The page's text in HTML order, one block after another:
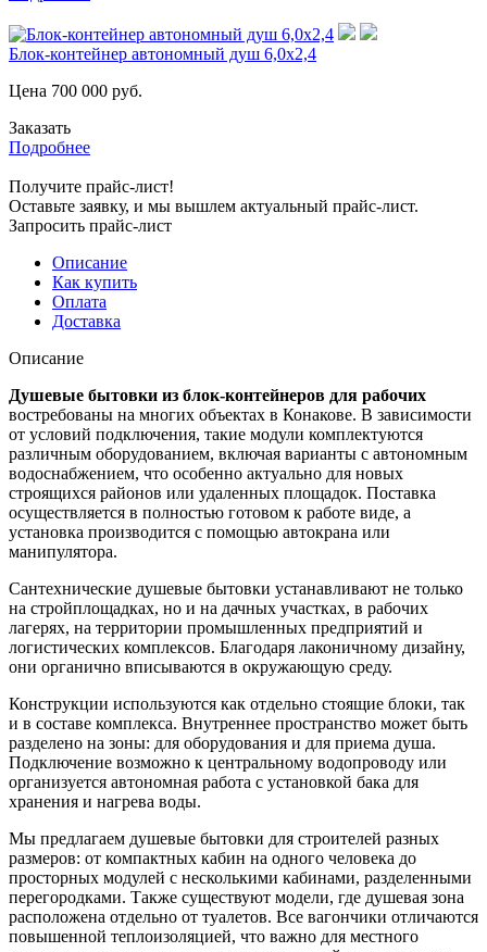
Блок-контейнер автономный душ 6,0х2,4
Цена 700 000 руб.
Заказать
Подробнее
Получите прайс-лист!
Оставьте заявку, и мы вышлем актуальный прайс-лист.
Запросить прайс-лист
Описание
Как купить
Оплата
Доставка
Описание
Душевые бытовки из блок-контейнеров для рабочих
востребованы на многих объектах в Конакове. В зависимости
от условий подключения, такие модули комплектуются
различным оборудованием, включая варианты с автономным
водоснабжением, что особенно актуально для новых
строящихся районов или удаленных площадок. Поставка
осуществляется в полностью готовом к работе виде, а
установка производится с помощью автокрана или
манипулятора.
Сантехнические душевые бытовки устанавливают не только
на стройплощадках, но и на дачных участках, в рабочих
лагерях, на территории промышленных предприятий и
логистических комплексов. Благодаря лаконичному дизайну,
они органично вписываются в окружающую среду.
Конструкции используются как отдельно стоящие блоки, так
и в составе комплекса. Внутреннее пространство может быть
разделено на зоны: для оборудования и для приема душа.
Подключение возможно к центральному водопроводу или
организуется автономная работа с установкой бака для
хранения и нагрева воды.
Мы предлагаем душевые бытовки для строителей разных
размеров: от компактных кабин на одного человека до
просторных модулей с несколькими кабинами, разделенными
перегородками. Также существуют модели, где душевая зона
расположена отдельно от туалетов. Все вагончики отличаются
повышенной теплоизоляцией, что важно для местного